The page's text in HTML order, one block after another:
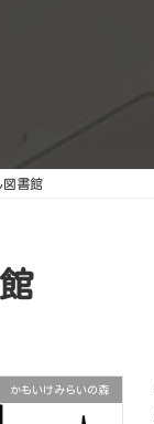
図書館
かもいけみらいの森